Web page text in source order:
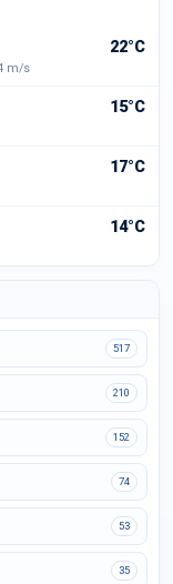
22°C
m/s
15°C
17°C
14°C
517
210
152
74
53
35